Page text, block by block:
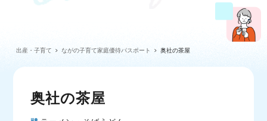
出産・子育て ながの子育て家庭優待パスポート 奥社の茶屋
奥社の茶屋